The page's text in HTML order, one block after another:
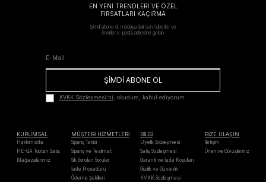
EN YENİ TRENDLERİ VE ÖZEL
FIRSATLARI KAÇIRMA
Şimdi abone ol, modaya dair son haberler ve
öneriler e-posta adresine gelsin.
ŞİMDİ ABONE OL
KVKK Sözleşmesi'ni, okudum, kabul ediyorum.
KURUMSAL
Hakkımızda
HE-QA Toptan Satış
Mağazalarımız
MÜŞTERİ HİZMETLERİ
Sipariş Takibi
Sipariş ve Teslimat
Sık Sorulan Sorular
İade Prosedürü
Ödeme Şekilleri
BİLGİ
Üyelik Sözleşmesi
Satış Sözleşmesi
Garanti ve İade Koşulları
Gizlilik ve Güvenlik
KVKK Sözleşmesi
BİZE ULAŞIN
İletişim
Öneri ve Görüşleriniz